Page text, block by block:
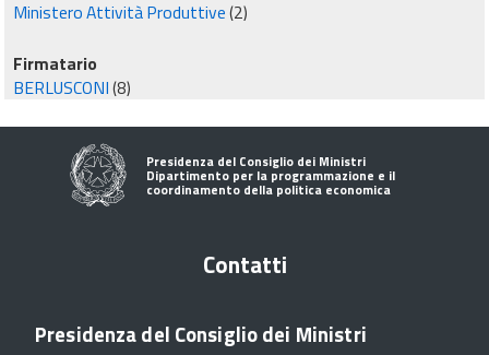
Ministero Attività Produttive(2)
Firmatario
BERLUSCONI(8)
Presidenza del Consiglio dei Ministri
Dipartimento per la programmazione e il
coordinamento della politica economica
Contatti
Presidenza del Consiglio dei Ministri